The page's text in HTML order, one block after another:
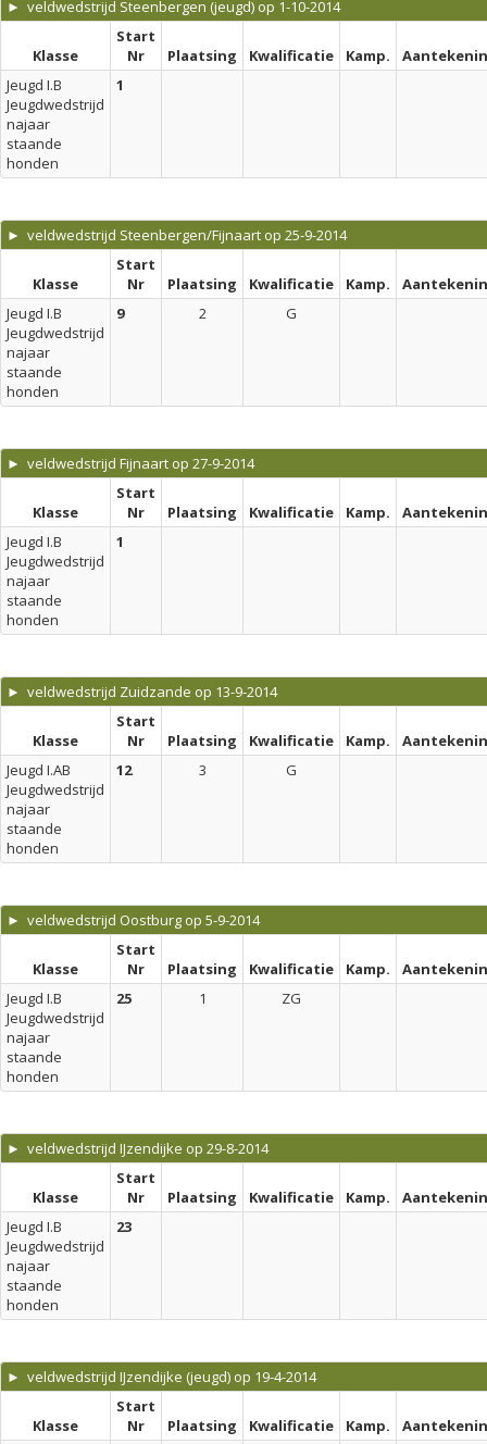
► veldwedstrijd Steenbergen (jeugd) op 1-10-2014
Klasse
Start
Nr
Plaatsing Kwalificatie Kamp.
Jeugd I.B
Jeugdwedstrijd
najaar
staande
honden
1
► veldwedstrijd Steenbergen/Fijnaart op 25-9-2014
Klasse
Start
Nr
Plaatsing Kwalificatie Kamp.
Jeugd I.B
Jeugdwedstrijd
najaar
staande
honden
9 2 G
► veldwedstrijd Fijnaart op 27-9-2014
Klasse
Start
Nr
Plaatsing Kwalificatie Kamp.
Jeugd I.B
Jeugdwedstrijd
najaar
staande
honden
1
► veldwedstrijd Zuidzande op 13-9-2014
Klasse
Start
Nr
Plaatsing Kwalificatie Kamp.
Jeugd I.AB
Jeugdwedstrijd
najaar
staande
honden
12 3 G
► veldwedstrijd Oostburg op 5-9-2014
Klasse
Start
Nr
Plaatsing Kwalificatie Kamp.
Jeugd I.B
Jeugdwedstrijd
najaar
staande
honden
25 1 ZG
► veldwedstrijd IJzendijke op 29-8-2014
Klasse
Start
Nr
Plaatsing Kwalificatie Kamp.
Jeugd I.B
Jeugdwedstrijd
najaar
staande
honden
23
► veldwedstrijd IJzendijke (jeugd) op 19-4-2014
Klasse
Start
Nr
Plaatsing Kwalificatie Kamp.